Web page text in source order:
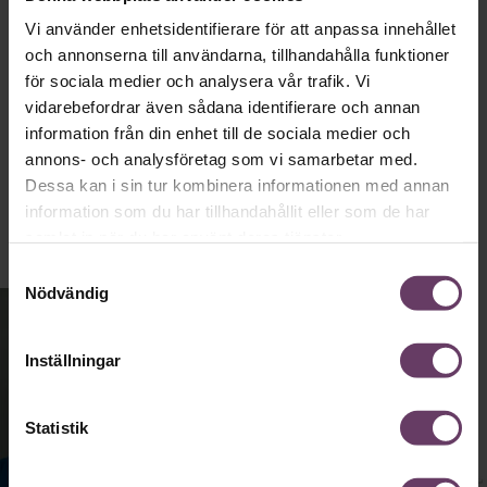
Vi använder enhetsidentifierare för att anpassa innehållet
och annonserna till användarna, tillhandahålla funktioner
för sociala medier och analysera vår trafik. Vi
vidarebefordrar även sådana identifierare och annan
information från din enhet till de sociala medier och
annons- och analysföretag som vi samarbetar med.
Dessa kan i sin tur kombinera informationen med annan
information som du har tillhandahållit eller som de har
Nödvändig
Inställningar
Statistik
tråkig partiledare i foträta skor, än en
känslomässig spelevink i högklackat.”
Ledarskap
Text:Fredrik Kullberg
Publicerad2026-08-03